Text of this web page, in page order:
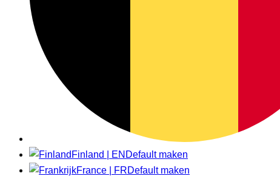
Finland | EN Default maken
France | FRDefault maken